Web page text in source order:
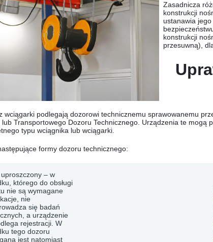
Zasadnicza
konstrukcji
ustanawia
konstrukcji
przesuwną),
wciągarki podlegają dozorowi technicznemu sprawowanemu
lub Transportowego Dozoru Technicznego. Urządzenia te
typu wciągnika lub wciągarki.
formy dozoru technicznego:
– w
którego do obsługi
nie są wymagane
nie
się badań
a urządzenie
rejestracji. W
tego dozoru
jest natomiast